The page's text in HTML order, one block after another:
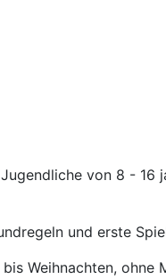
von 8 -
und erste
Weihnachten,